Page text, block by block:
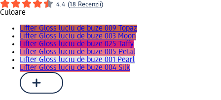
4.4 (18 Recenzii)
Culoare
Lifter Gloss luciu de buze 009 Topaz
Lifter Gloss luciu de buze 003 Moon
Lifter Gloss luciu de buze 025 Taffy
Lifter Gloss luciu de buze 005 Petal
Lifter Gloss luciu de buze 001 Pearl
Lifter Gloss luciu de buze 004 Silk